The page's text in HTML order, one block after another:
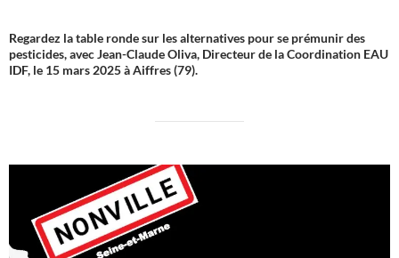
Regardez la table ronde sur les alternatives pour se prémunir des
pesticides, avec Jean-Claude Oliva, Directeur de la Coordination EAU
IDF, le 15 mars 2025 à Aiffres (79).